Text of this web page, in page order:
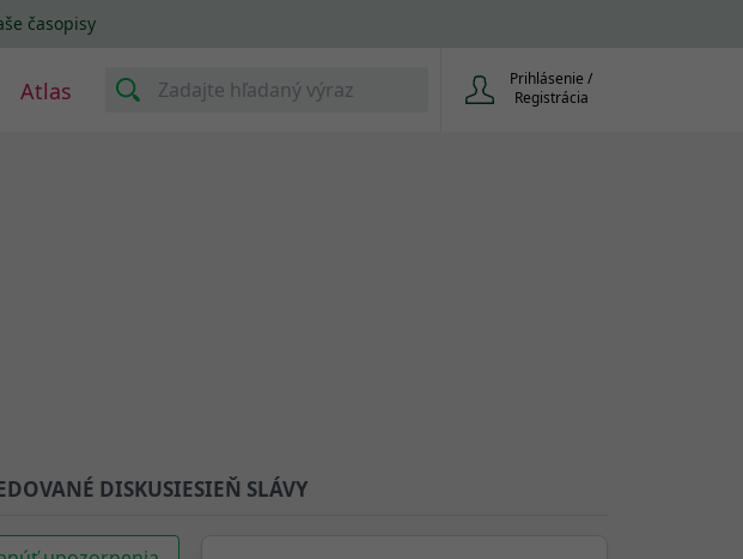
časopisy
Atlas
Prihlásenie /
Registrácia
DISKUSIESIEŇ SLÁVY